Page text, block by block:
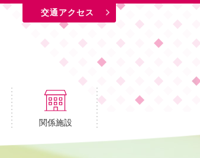
交通アクセス
関係施設